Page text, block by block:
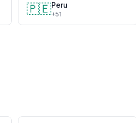
🇵🇪Peru
+51